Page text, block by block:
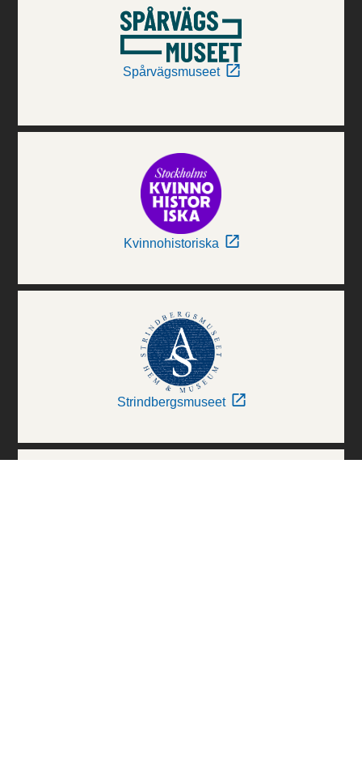
Spårvägsmuseet
Kvinnohistoriska
Strindbergsmuseet